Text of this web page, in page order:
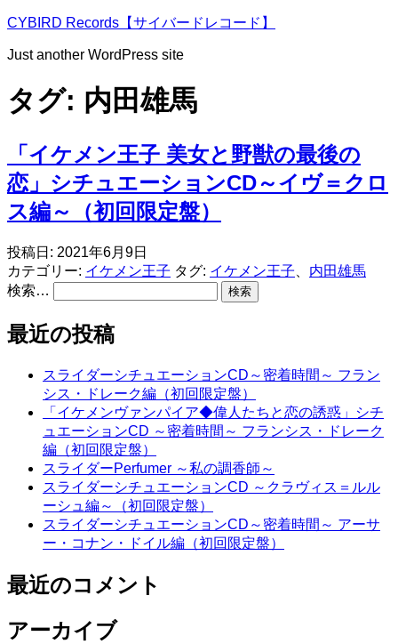
コ
テ
ツ
へ
キ
ッ
プ
CYBIRD Records【サイバードレコード】
Just another WordPress site
タグ: 内田雄馬
「イケメン王子 美女と野獣の最後の
恋」シチュエーションCD～イヴ＝クロ
ス編～（初回限定盤）
投稿日: 2021年6月9日
カテゴリー: イケメン王子 タグ: イケメン王子
内田雄馬
検索…
最近の投稿
スライダーシチュエーションCD～密着時間～ フラン
シス・ドレーク編（初回限定盤）
「イケメンヴァンパイア◆偉人たちと恋の誘惑」シチ
ュエーションCD ～密着時間～ フランシス・ドレーク
編（初回限定盤）
スライダーPerfumer ～私の調香師～
スライダーシチュエーションCD ～クラヴィス＝ルル
ーシュ編～（初回限定盤）
スライダーシチュエーションCD～密着時間～ アーサ
ー・コナン・ドイル編（初回限定盤）
最近のコメント
アーカイブ